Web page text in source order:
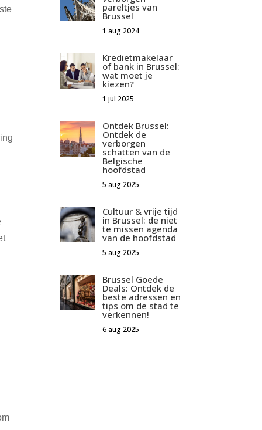
pareltjes van
Brussel
1 aug 2024
Kredietmakelaar
of bank in Brussel:
wat moet je
kiezen?
1 jul 2025
Ontdek Brussel:
Ontdek de
verborgen
schatten van de
Belgische
hoofdstad
5 aug 2025
Cultuur & vrije tijd
in Brussel: de niet
te missen agenda
van de hoofdstad
5 aug 2025
Brussel Goede
Deals: Ontdek de
beste adressen en
tips om de stad te
verkennen!
6 aug 2025